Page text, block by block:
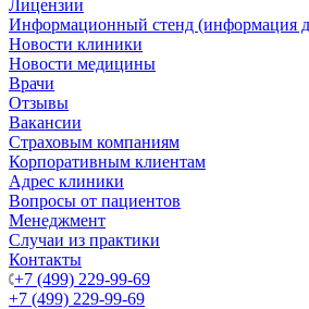
Лицензии
Информационный стенд (информация
Новости клиники
Новости медицины
Врачи
Отзывы
Вакансии
Страховым компаниям
Корпоративным клиентам
Адрес клиники
Вопросы от пациентов
Менеджмент
Случаи из практики
Контакты
+7 (499) 229-99-69
+7 (499) 229-99-69